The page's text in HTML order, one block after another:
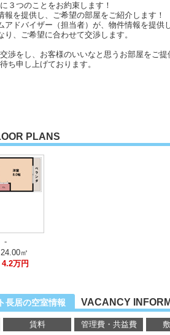
３つのことをお約束します！
報を提供し、ご希望の部屋をご紹介します！
アドバイザー（担当者）が、物件情報を提供
り、ご希望に合わせて交渉します。
渉をし、お客様のいいなと思うお部屋をご
ち申し上げております。
PLANS
-
㎡
4.2万円
長居の空室情報 VACANCY
賃料 管理費・共益費